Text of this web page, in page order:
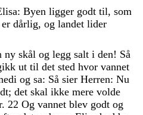
: Byen ligger godt til, som
er dårlig, og landet lider
ny skål og legg salt i den! Så
ut til det sted hvor vannet
og sa: Så sier Herren: Nu
; det skal ikke mere volde
. 22 Og vannet blev godt og